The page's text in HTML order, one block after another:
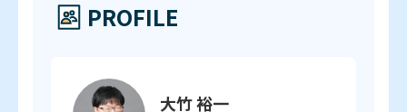
PROFILE
大竹 裕一